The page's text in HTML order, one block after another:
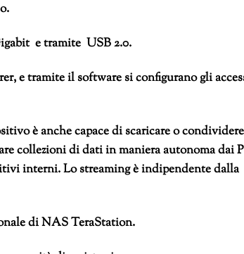
e tramite USB 2.0.
e tramite il software si configurano gli
è anche capace di scaricare o
collezioni di dati in maniera autonoma dai
interni. Lo streaming è indipendente dalla
di NAS TeraStation.